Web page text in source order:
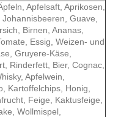
Apfelsaft, Aprikosen,
Guave,
Birnen, Ananas,
Essig, Weizen- und
Gruyere-Käse,
Rinderfett, Bier, Cognac,
Apfelwein,
Kartoffelchips, Honig,
Feige, Kaktusfeige,
Wollmispel,